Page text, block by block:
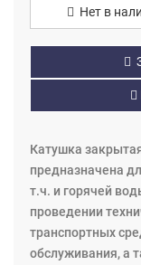
Нет в
Катушка
предназначена
т.ч. и горячей
проведении
транспортных
обслуживания, а